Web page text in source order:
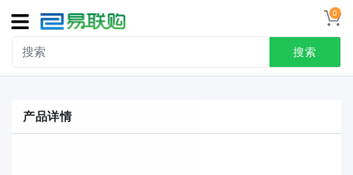
0
搜索
导
航
接线端子
产品详情